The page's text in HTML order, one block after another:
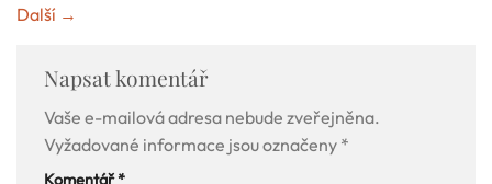
Další →
Napsat komentář
Vaše e-mailová adresa nebude zveřejněna.
Vyžadované informace jsou označeny *
Komentář*